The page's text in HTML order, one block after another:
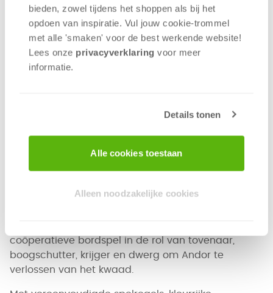
bieden, zowel tijdens het shoppen als bij het
opdoen van inspiratie. Vul jouw cookie-trommel
met alle 'smaken' voor de best werkende website​!
Lees onze privacyverklaring voor meer
informatie.
Details tonen
Alle cookies toestaan
Alleen noodzakelijke cookies
toegankelijkere versie van de Legenden van Andor
coöperatieve bordspel in de rol van tovenaar,
boogschutter, krijger en dwerg om Andor te
verlossen van het kwaad.